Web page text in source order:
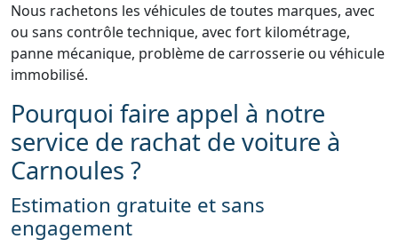
Nous rachetons les véhicules de toutes marques, avec
ou sans contrôle technique, avec fort kilométrage,
panne mécanique, problème de carrosserie ou véhicule
immobilisé.
Pourquoi faire appel à notre
service de rachat de voiture à
Carnoules ?
Estimation gratuite et sans
engagement